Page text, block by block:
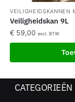
VEILIGHEIDSKANNEN
Veiligheidskan 9L
€ 59,00 excl. BTW
CATEGORIEËN